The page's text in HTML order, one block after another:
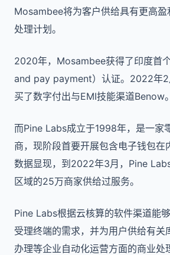
Mosambee将为客户供给具有更高盈
处理计划。
2020年，Mosambee获得了印度首
and pay payment）认证。2022年
买了数字付出与EMI技能渠道Benow。
而Pine Labs成立于1998年，是一家
商，现阶段首要开展包含电子钱包在
数据显现，到2022年3月，Pine
区域的25万商家供给过服务。
Pine Labs根据云核算的软件渠道能
受理终端的需求，并为用户供给有关
办理等企业自动化运营方面的商业处